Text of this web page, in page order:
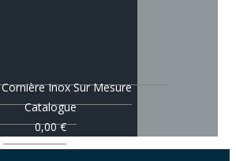
Cornière Inox Sur Mesure
Catalogue
0,00€